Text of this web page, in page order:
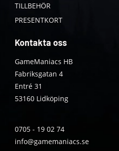
TILLBEHÖR
PRESENTKORT
Kontakta oss
GameManiacs HB
Fabriksgatan 4
Entré 31
53160 Lidköping
0705 - 19 02 74
info@gamemaniacs.se